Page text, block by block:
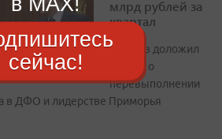
млрд рублей за
квартал
Трутнев доложил
Путину о
перевыполнении
в ДФО и лидерстве Приморья
сейчас!